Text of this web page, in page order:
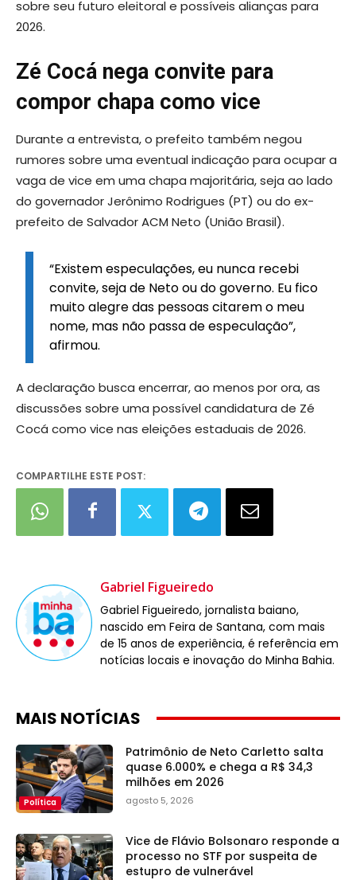
sobre seu futuro eleitoral e possíveis alianças para
2026.
Zé Cocá nega convite para
compor chapa como vice
Durante a entrevista, o prefeito também negou
rumores sobre uma eventual indicação para ocupar a
vaga de vice em uma chapa majoritária, seja ao lado
do governador Jerônimo Rodrigues (PT) ou do ex-
prefeito de Salvador ACM Neto (União Brasil).
“Existem especulações, eu nunca recebi
convite, seja de Neto ou do governo. Eu fico
muito alegre das pessoas citarem o meu
nome, mas não passa de especulação”,
afirmou.
A declaração busca encerrar, ao menos por ora, as
discussões sobre uma possível candidatura de Zé
Cocá como vice nas eleições estaduais de 2026.
COMPARTILHE ESTE POST:
Gabriel Figueiredo
Gabriel Figueiredo, jornalista baiano,
nascido em Feira de Santana, com mais
de 15 anos de experiência, é referência em
notícias locais e inovação do Minha Bahia.
MAIS NOTÍCIAS
Política
Patrimônio de Neto Carletto salta
quase 6.000% e chega a R$ 34,3
milhões em 2026
agosto 5, 2026
Vice de Flávio Bolsonaro responde a
processo no STF por suspeita de
estupro de vulnerável